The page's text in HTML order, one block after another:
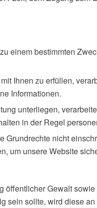
einem bestimmten
Ihnen zu erfüllen,
Informationen.
unterliegen,
in der Regel
Grundrechte nicht
um unsere Website
öffentlicher Gewalt
sein sollte, wird diese